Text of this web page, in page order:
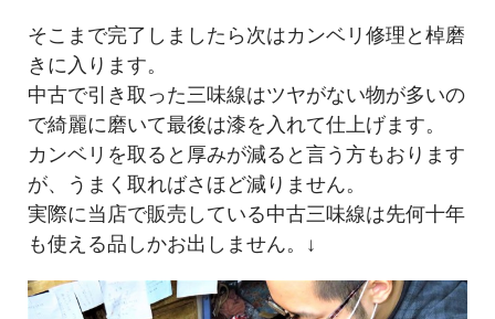
そこまで完了しましたら次はカンベリ修理と棹磨
きに入ります。
中古で引き取った三味線はツヤがない物が多いの
で綺麗に磨いて最後は漆を入れて仕上げます。
カンベリを取ると厚みが減ると言う方もおります
が、うまく取ればさほど減りません。
実際に当店で販売している中古三味線は先何十年
も使える品しかお出しません。↓